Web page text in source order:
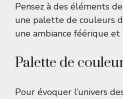
Pensez à des éléments
une palette de couleurs
une ambiance féérique
Palette de
Pour évoquer l’univers